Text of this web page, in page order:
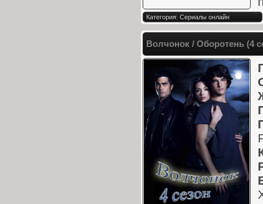
Категория: Сериалы онлайн
Волчонок / Оборотень (4